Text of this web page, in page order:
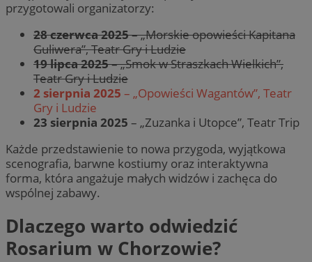
przygotowali organizatorzy:
28 czerwca 2025– „Morskie opowieści Kapitana
Guliwera”, Teatr Gry i Ludzie
19 lipca 2025– „Smok w Straszkach Wielkich”,
Teatr Gry i Ludzie
2 sierpnia 2025 – „Opowieści Wagantów”, Teatr
Gry i Ludzie
23 sierpnia 2025 – „Zuzanka i Utopce”, Teatr Trip
Każde przedstawienie to nowa przygoda, wyjątkowa
scenografia, barwne kostiumy oraz interaktywna
forma, która angażuje małych widzów i zachęca do
wspólnej zabawy.
Dlaczego warto odwiedzić
Rosarium w Chorzowie?